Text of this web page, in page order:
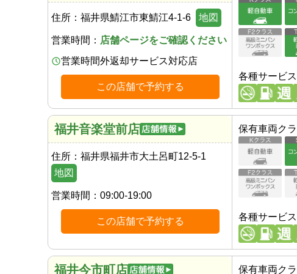
住所： 福井県鯖江市東鯖江4-1-6 地図
営業時間： 店舗ページをご確認ください
営業時間外返却サービス対応店
この店舗で予約する
各種サービス
福井音楽堂前店
住所： 福井県福井市大土呂町12-5-1
地図
営業時間： 09:00-19:00
この店舗で予約する
保有車両ク
各種サービス
福井今市町店 保有車両ク